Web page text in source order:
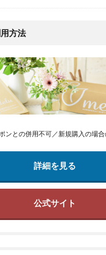
方法
ンとの併用不可／新規購入の場合
詳細を見る
公式サイト